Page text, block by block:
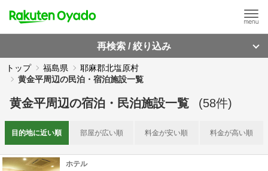
再検索 / 絞り込み
トップ 福島県
耶麻郡北塩原村
黄金平周辺の民泊・宿泊施設一覧
黄金平周辺の宿泊・民泊施設一覧 (58件)
目的地に近い順 部屋が広い順 料金が安い順 料金が高い順
ホテル